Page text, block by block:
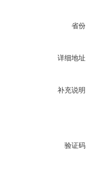
省份
详细地址
补充说明
验证码